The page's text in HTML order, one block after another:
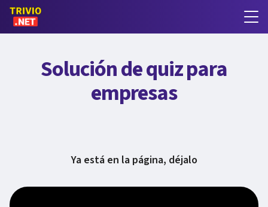
Solución de quiz para
empresas
Ya está en la página, déjalo